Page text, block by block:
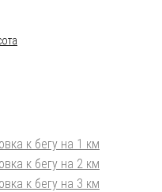
к бегу на 1 км
к бегу на 2 км
к бегу на 3 км